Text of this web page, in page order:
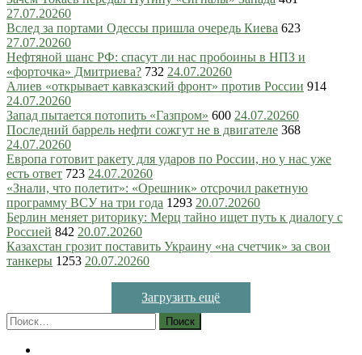
27.07.20260
Вслед за портами Одессы пришла очередь Киева 623
27.07.20260
Нефтяной шанс РФ: спасут ли нас пробоины в НПЗ и
«форточка» Дмитриева? 732 24.07.20260
Алиев «открывает кавказский фронт» против России 914
24.07.20260
Запад пытается потопить «Газпром» 600 24.07.20260
Последний баррель нефти сожгут не в двигателе 368
24.07.20260
Европа готовит ракету для ударов по России, но у нас уже
есть ответ 723 24.07.20260
«Знали, что полетит»: «Орешник» отсрочил ракетную
программу ВСУ на три года 1293 20.07.20260
Берлин меняет риторику: Мерц тайно ищет путь к диалогу с
Россией 842 20.07.20260
Казахстан грозит поставить Украину «на счетчик» за свои
танкеры 1253 20.07.20260
Загрузить ещё
Найти: